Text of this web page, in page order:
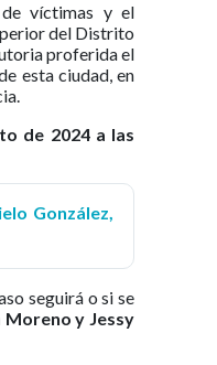
de víctimas y el
del Distrito
proferida el
esta ciudad, en
de 2024 a las
González,
seguirá o si se
y Jessy